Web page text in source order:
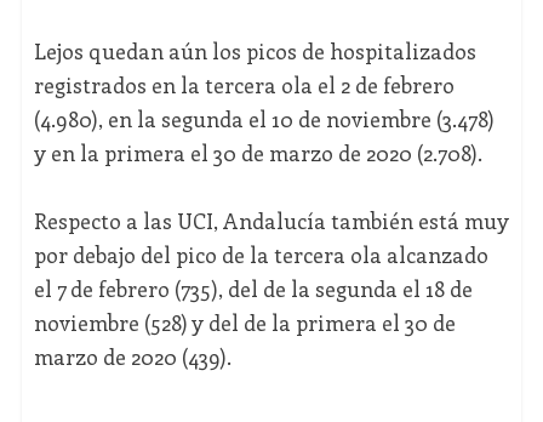
Lejos quedan aún los picos de hospitalizados
registrados en la tercera ola el 2 de febrero
(4.980), en la segunda el 10 de noviembre (3.478)
y en la primera el 30 de marzo de 2020 (2.708).
Respecto a las UCI, Andalucía también está muy
por debajo del pico de la tercera ola alcanzado
el 7 de febrero (735), del de la segunda el 18 de
noviembre (528) y del de la primera el 30 de
marzo de 2020 (439).